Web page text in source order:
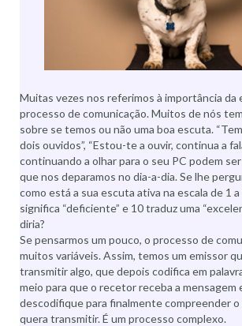
Muitas vezes nos referimos à importância da
processo de comunicação. Muitos de nós
sobre se temos ou não uma boa escuta.
dois ouvidos”, “Estou-te a ouvir, continua a
continuando a olhar para o seu PC podem
que nos deparamos no dia-a-dia. Se lhe
como está a sua escuta ativa na escala de 1 a
significa “deficiente” e 10 traduz uma
diria?
Se pensarmos um pouco, o processo de
muitos variáveis. Assim, temos um emissor
transmitir algo, que depois codifica em
meio para que o recetor receba a mensagem
descodifique para finalmente compreender o
quera transmitir. É um processo complexo.